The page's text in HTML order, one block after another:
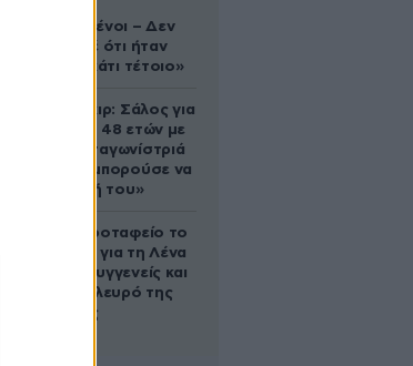
συντετριμμένοι – Δεν
έδειξε ποτέ ότι ήταν
ικανός για κάτι τέτοιο»
Ρίτσαρντ Γκιρ: Σάλος για
τη διαφορά 48 ετών με
τη συμπρωταγωνίστριά
του – «Θα μπορούσε να
είναι εγγονή του»
Στο Α’ Νεκροταφείο το
μνημόσυνο για τη Λένα
Σαμαρά – Συγγενείς και
φίλοι στο πλευρό της
οικογένειας